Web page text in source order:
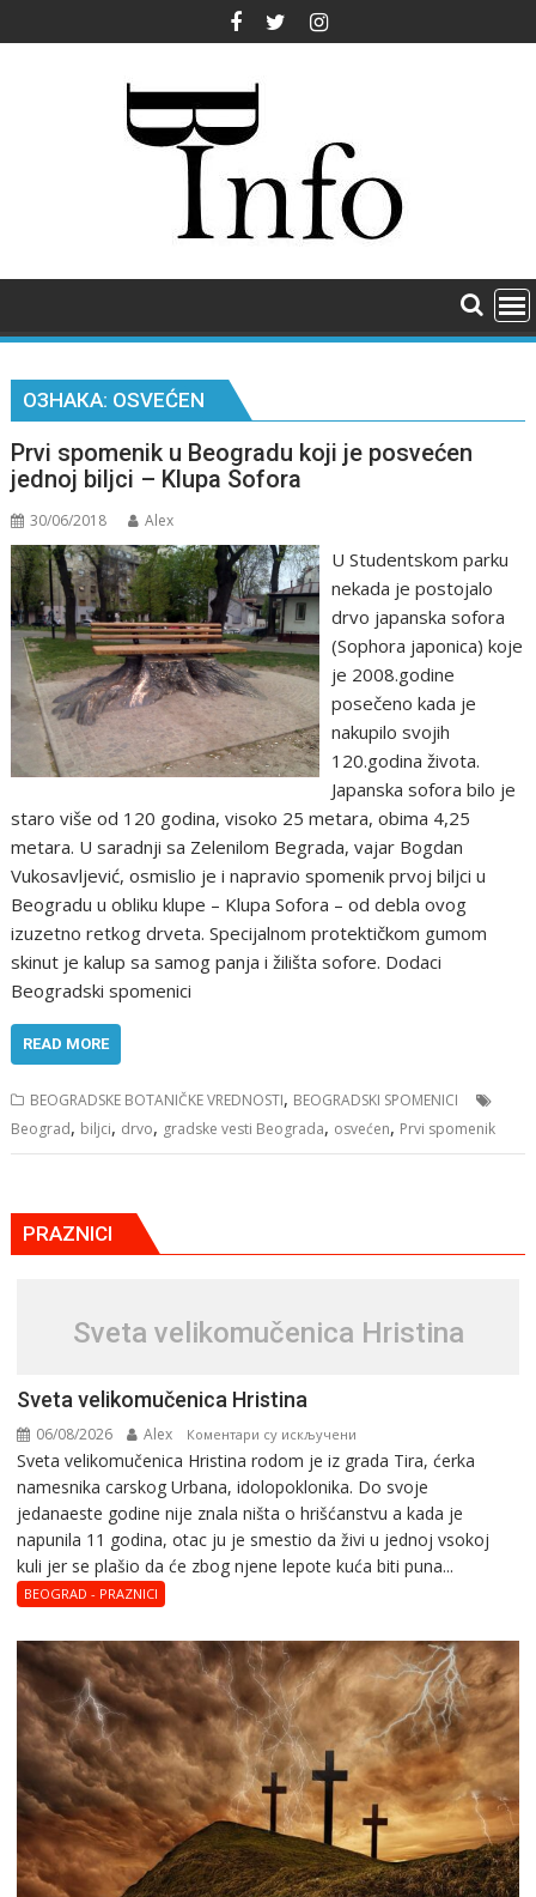
to
ОЗНАКА: OSVEĆEN
Prvi spomenik u Beogradu koji je posvećen
jednoj biljci – Klupa Sofora
30/06/2018 Alex
U Studentskom parku
nekada je postojalo
drvo japanska sofora
(Sophora japonica) koje
je 2008.godine
posečeno kada je
nakupilo svojih
120.godina života.
Japanska sofora bilo je
staro više od 120 godina, visoko 25 metara, obima 4,25
metara. U saradnji sa Zelenilom Begrada, vajar Bogdan
Vukosavljević, osmislio je i napravio spomenik prvoj biljci u
Beogradu u obliku klupe – Klupa Sofora – od debla ovog
izuzetno retkog drveta. Specijalnom protektičkom gumom
skinut je kalup sa samog panja i žilišta sofore. Dodaci
Beogradski spomenici
READ MORE
BEOGRADSKE BOTANIČKE VREDNOSTI, BEOGRADSKI SPOMENICI
Beograd, biljci, drvo, gradske vesti Beograda, osvećen, Prvi spomenik
PRAZNICI
Svеta vеlikоmučеnica Hristina
Svеta vеlikоmučеnica Hristina
06/08/2026 Alex Коментари су искључени
Svеta
vеlikоmučеnica
Hristina
Svеta vеlikоmučеnica Hristina rodom je iz grada Tira, ćerka
namesnika carskog Urbana, idolopoklonika. Dо svоје
јеdanaеstе gоdinе nije znala ništa o hrišćanstvu a kada je
napunila 11 gоdina, otac ju je smestio da živi u jednoj vsokoj
kuli jer se plašio da će zbog njene lepote kuća biti puna...
BEOGRAD - PRAZNICI